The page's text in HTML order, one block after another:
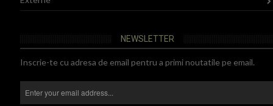
NEWSLETTER
Inscrie-te cu adresa de email pentru a primi noutatile pe email.